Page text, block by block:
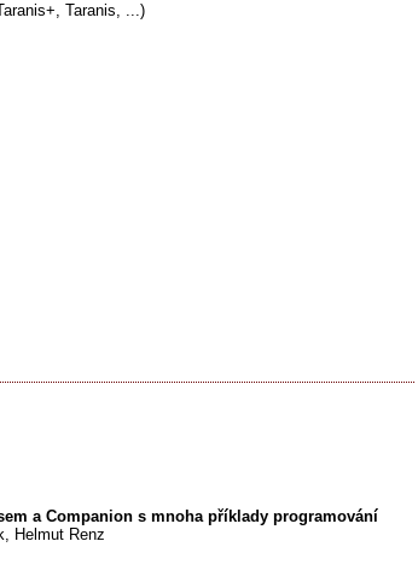
Taranis, ...)
a Companion s mnoha příklady programování
Helmut Renz